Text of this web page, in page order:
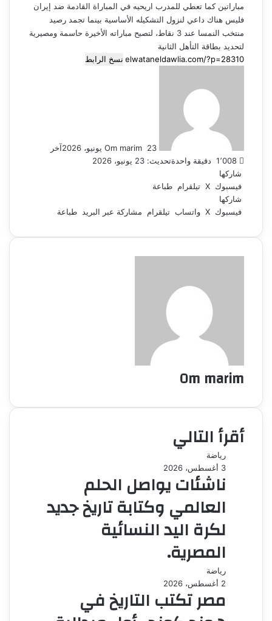
مباراتين كما تعطي للمدرب اريحيه في المباراة القادمة ضد إيران
فليس هناك داعي لنزول التشكيله الأساسية بينما تجمد رصيد
منتخب النمسا عند 3 نقاط، لتصبح مباراته الأخيرة حاسمة ومصيرية
لتحديد بطاقة التأهل الثانية
نسخ الرابط
Om marim 23 يونيو، 2026
آخر
تحديث: 23 يونيو، 2026دقيقة واحدة
شاركها
فيسبوك ‫X تيلقرام طباعة
شاركها
فيسبوك ‫X واتساب تيلقرام مشاركة عبر البريد طباعة
Om marim
أقرأ التالي
رياضة
3 أغسطس، 2026
ناشئات يواصل الحلم
العالمي وكتابة تاريخ جديد
لكرة اليد النسائية
المصرية.
رياضة
2 أغسطس، 2026
مصر تكتب التاريخ في